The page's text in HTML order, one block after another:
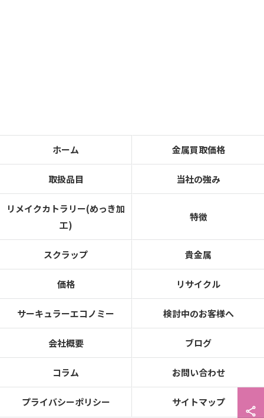
ホーム 金属買取価格
取扱品目 当社の強み
リメイクカトラリー(めっき加
工)
特徴
スクラップ 貴金属
価格 リサイクル
サーキュラーエコノミー 検討中のお客様へ
会社概要 ブログ
コラム お問い合わせ
プライバシーポリシー サイトマップ